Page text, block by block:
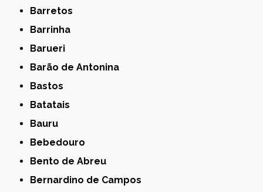
Barretos
Barrinha
Barueri
Barão de Antonina
Bastos
Batatais
Bauru
Bebedouro
Bento de Abreu
Bernardino de Campos